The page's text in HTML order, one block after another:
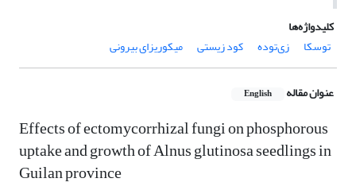
کلیدواژه‌ها
توسکا
زی‌توده کود زیستی میکوریزای بیرونی
عنوان مقاله English
Effects of ectomycorrhizal fungi on phosphorous
uptake and growth of Alnus glutinosa seedlings in
Guilan province